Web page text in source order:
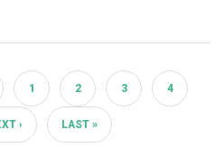
PAGE
1
PAGE
2
PAGE
3
PAGE
4
PAGE SUIVANTE
›
DERNIÈRE PAGE
LAST »